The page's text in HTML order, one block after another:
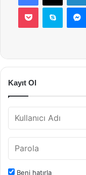
Pocket Skype
Kayıt Ol
Beni hatırla